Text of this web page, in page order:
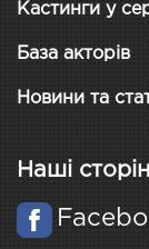
Кастинги у
База акторів
Новини та
Наші